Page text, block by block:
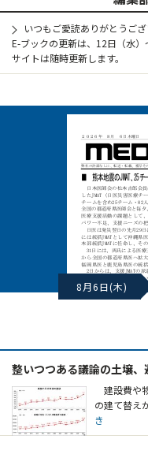
いつもご愛読ありがとうござ
E-ブックの更新は、12日（水
サイトは随時更新します。
8月6日(木)
整いつつある議論の土壌、
建設費や
の建て替え
き